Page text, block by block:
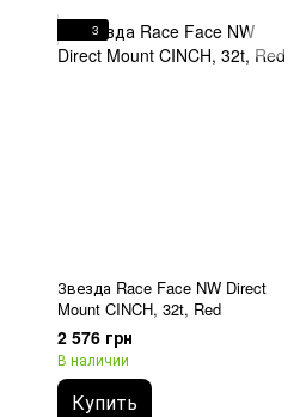
3
Звезда Race Face NW Direct
Mount CINCH, 32t, Red
2 576 грн
В наличии
Купить